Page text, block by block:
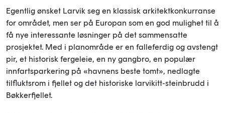
Egentlig ønsket Larvik seg en klassisk arkitektkonkurranse
for området, men ser på Europan som en god mulighet til å
få nye interessante løsninger på det sammensatte
prosjektet. Med i planområde er en falleferdig og avstengt
pir, et historisk fergeleie, en ny gangbro, en populær
innfartsparkering på «havnens beste tomt», nedlagte
tilfluktsrom i fjellet og det historiske larvikitt-steinbrudd i
Bøkkerfjellet.